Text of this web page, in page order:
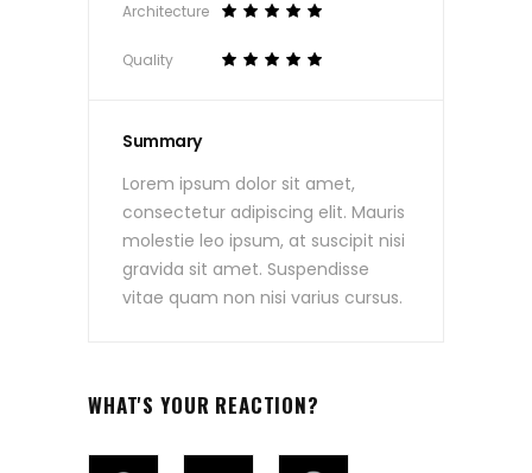
Architecture
Quality
Summary
Lorem ipsum dolor sit amet,
consectetur adipiscing elit. Mauris
molestie leo ipsum, at suscipit nisi
gravida sit amet. Suspendisse
vitae quam non nisi varius cursus.
WHAT'S YOUR REACTION?